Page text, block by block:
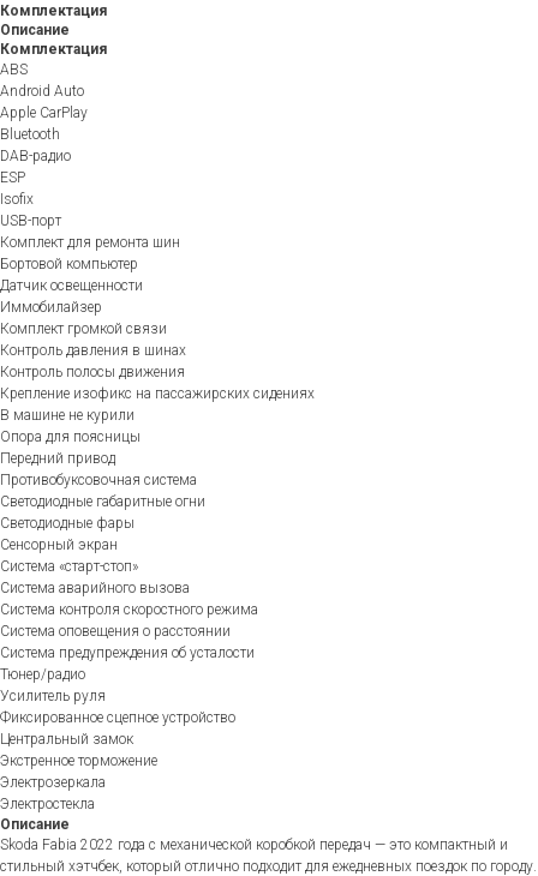
Комплектация
Описание
Комплектация
ABS
Android Auto
Apple CarPlay
Bluetooth
DAB-радио
ESP
Isofix
USB-порт
Комплект для ремонта шин
Бортовой компьютер
Датчик освещенности
Иммобилайзер
Комплект громкой связи
Контроль давления в шинах
Контроль полосы движения
Крепление изофикс на пассажирских сидениях
В машине не курили
Опора для поясницы
Передний привод
Противобуксовочная система
Светодиодные габаритные огни
Светодиодные фары
Сенсорный экран
Система «старт-стоп»
Система аварийного вызова
Система контроля скоростного режима
Система оповещения о расстоянии
Система предупреждения об усталости
Тюнер/радио
Усилитель руля
Фиксированное сцепное устройство
Центральный замок
Экстренное торможение
Электрозеркала
Электростекла
Описание
Skoda Fabia 2022 года с механической коробкой передач — это компактный и
стильный хэтчбек, который отлично подходит для ежедневных поездок по городу.